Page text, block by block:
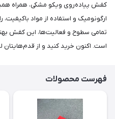
کفش پیاده‌روی ویکو مشکی، همراه
ارگونومیک و استفاده از مواد باکیفیت،
تمامی سطوح و فعالیت‌ها، این کفش
است. اکنون خرید کنید و از قدم‌هایتان
فهرست محصولات